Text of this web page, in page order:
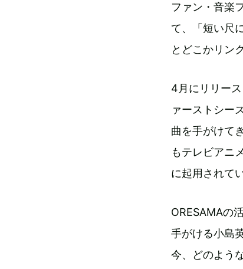
ファン・音楽
て、「短い尺
とどこかリン
4月にリリー
ァーストシー
曲を手がけて
もテレビアニ
に起用されて
ORESAMAの
手がける小島
今、どのよう